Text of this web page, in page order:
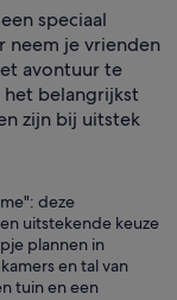
speciaal
neem je vrienden
avontuur te
belangrijkst
zijn bij uitstek
deze
uitstekende keuze
plannen in
en tal van
tuin en een